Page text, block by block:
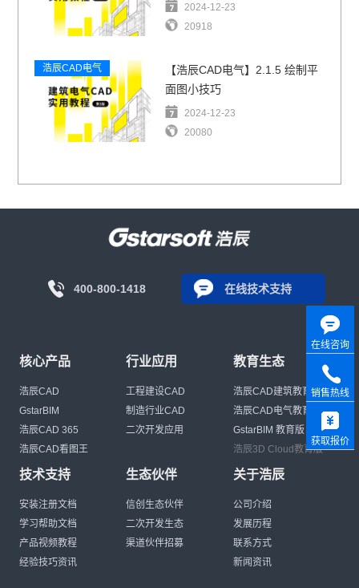
2024-12-23
20918
浩辰CAD电气
【浩辰CAD电气】2.1.5 绘制平
面图小技巧
2024-12-23
20080
400-800-1418 在线技术支持
核心产品
浩辰CAD
GstarBIM
浩辰CAD 365
浩辰CAD看图王
行业应用
工程建设CAD
制造行业CAD
二次开发应用
教育生态
浩辰CAD建筑教育版
浩辰CAD电气教育版
GstarBIM 教育版
浩辰3D Cloud教育版
技术支持
安装注册文档
学习帮助文档
产品视频教程
经验技巧资讯
生态伙伴
信创生态伙伴
二次开发生态
渠道伙伴招募
关于浩辰
公司介绍
发展历程
联系方式
新闻资讯
在线咨询
销售热线
获取报价